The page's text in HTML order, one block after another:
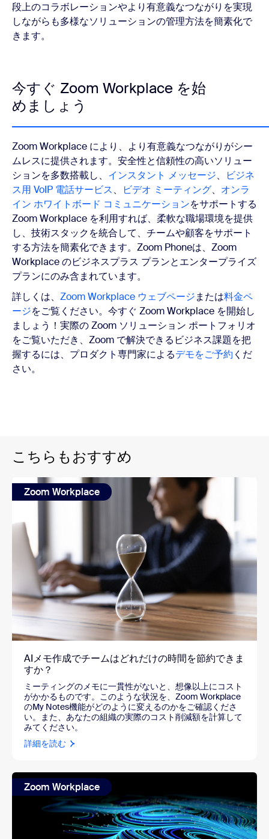
段上のコラボレーションやより有意義なつながりを実現
しながらも多様なソリューションの管理方法を簡素化で
きます。
今すぐ Zoom Workplace を始
めましょう
Zoom Workplace により、より有意義なつながりがシー
ムレスに提供されます。安全性と信頼性の高いソリュー
ションを多数搭載し、 インスタント メッセージ、
ビジネ
ス用 VoIP 電話サービス、 ビデオ ミーティング、 オンラ
イン ホワイトボード コミュニケーションをサポートする
Zoom Workplace を利用すれば、柔軟な職場環境を提供
し、技術スタックを統合して、チームや顧客をサポート
する方法を簡素化できます。Zoom Phoneは、Zoom
Workplace のビジネスプラス プランとエンタープライズ
プランにのみ含まれています。
詳しくは、 Zoom Workplace ウェブページまたは料金ペ
ージをご覧ください。今すぐ Zoom Workplace を開始し
ましょう！実際の Zoom ソリューション ポートフォリオ
をご覧いただき、Zoom で解決できるビジネス課題を把
握するには、プロダクト専門家によるデモをご予約 くだ
さい。
こちらもおすすめ
Zoom Workplace
AIメモ作成でチームはどれだけの時間を節約できま
すか？
ミーティングのメモに一貫性がないと、想像以上にコスト
がかかるものです。このような状況を、Zoom Workplace
のMy Notes機能がどのように変えるのかをご確認くださ
い。また、あなたの組織の実際のコスト削減額を計算して
みてください。
詳細を読む
Zoom Workplace